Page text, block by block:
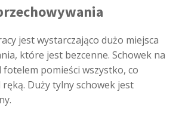
jest wystarczająco dużo miejsca
które jest bezcenne. Schowek na
pomieści wszystko, co
Duży tylny schowek jest